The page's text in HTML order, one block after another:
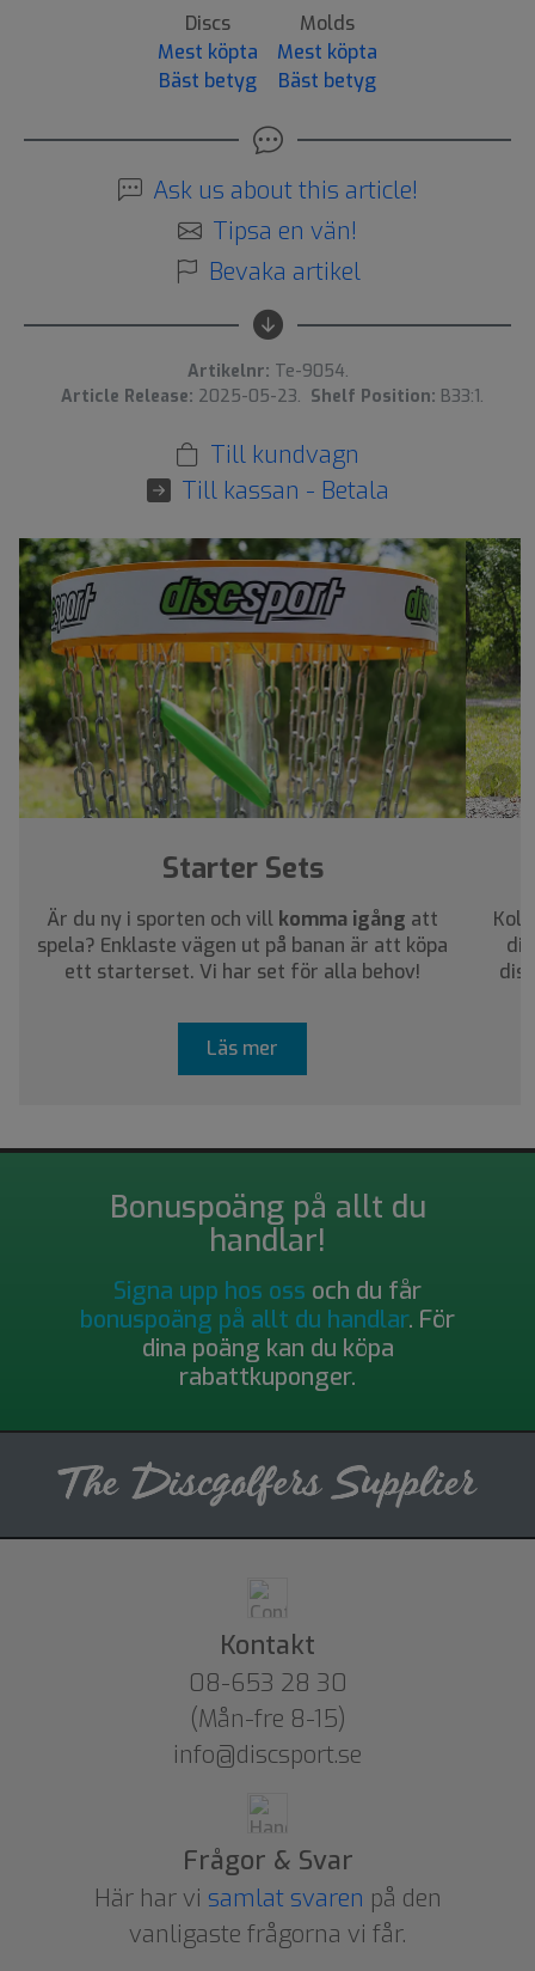
Discs
Mest köpta
Bäst betyg
Molds
Mest köpta
Bäst betyg
Ask us about this article!
Tipsa en vän!
Bevaka artikel
Artikelnr: Te-9054.
Article Release: 2025-05-23. Shelf Position: B33:1.
Till kundvagn
Till kassan - Betala
›
Starter Sets
Är du ny i sporten och vill komma igång att
spela? Enklaste vägen ut på banan är att köpa
ett starterset. Vi har set för alla behov!
Läs mer
Bonuspoäng på allt du
handlar!
Signa upp hos oss och du får
bonuspoäng på allt du handlar. För
dina poäng kan du köpa
rabattkuponger.
Kontakt
08-653 28 30
(Mån-fre 8-15)
info@discsport.se
Frågor & Svar
Här har vi samlat svaren på den
vanligaste frågorna vi får.